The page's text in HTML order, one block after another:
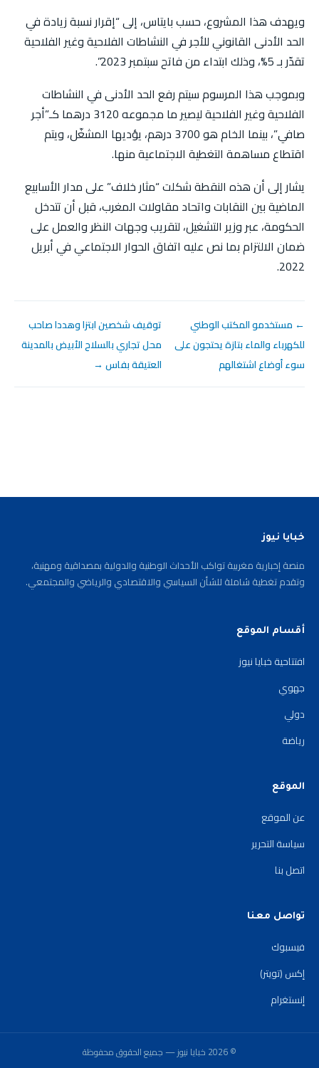
ويهدف هذا المشروع، حسب بايتاس، إلى “إقرار نسبة زيادة في
الحد الأدنى القانوني للأجر في النشاطات الفلاحية وغير الفلاحية
تقدّر بـ 5%، وذلك ابتداء من فاتح سبتمبر 2023”.
وبموجب هذا المرسوم سيتم رفع الحد الأدنى في النشاطات
الفلاحية وغير الفلاحية ليصير ما مجموعه 3120 درهما كـ”أجر
صافي”، بينما الخام هو 3700 درهم، يؤديها المشغّل، ويتم
اقتطاع مساهمة التغطية الاجتماعية منها.
يشار إلى أن هذه النقطة شكلت “مثار خلاف” على مدار الأسابيع
الماضية بين النقابات واتحاد مقاولات المغرب، قبل أن تتدخل
الحكومة، عبر وزير التشغيل، لتقريب وجهات النظر والعمل على
ضمان الالتزام بما نص عليه اتفاق الحوار الاجتماعي في أبريل
2022.
← مستخدمو المكتب الوطني
للكهرباء والماء بتازة يحتجون على
سوء أوضاع اشتغالهم
توقيف شخصين ابتزا وهددا صاحب
محل تجاري بالسلاح الأبيض بالمدينة
العتيقة بفاس →
خبايا نيوز
منصة إخبارية مغربية تواكب الأحداث الوطنية والدولية بمصداقية ومهنية،
وتقدم تغطية شاملة للشأن السياسي والاقتصادي والرياضي والمجتمعي.
أقسام الموقع
افتتاحية خبايا نيوز
جهوي
دولي
رياضة
الموقع
عن الموقع
سياسة التحرير
اتصل بنا
تواصل معنا
فيسبوك
إكس (تويتر)
إنستغرام
© 2026 خبايا نيوز — جميع الحقوق محفوظة